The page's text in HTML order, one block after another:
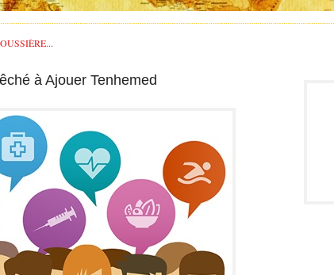
à Ajouer Tenhemed